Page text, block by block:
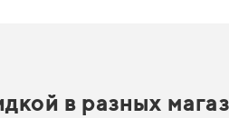
в разных